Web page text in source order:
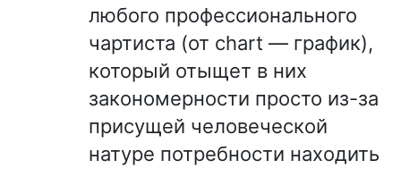
любого профессионального
чартиста (от chart — график),
который отыщет в них
закономерности просто из-за
присущей человеческой
натуре потребности находить